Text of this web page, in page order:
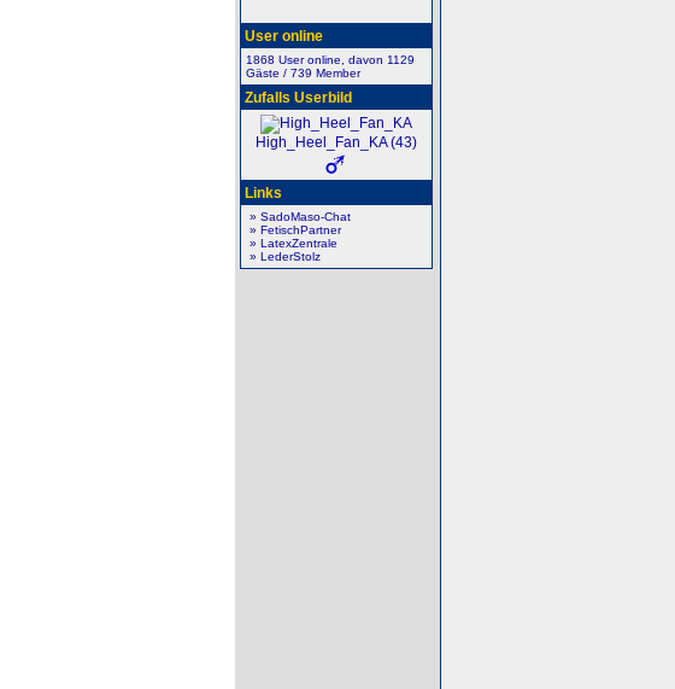
User online
1868 User online, davon 1129
Gäste / 739 Member
Zufalls Userbild
High_Heel_Fan_KA (43)
Links
» SadoMaso-Chat
» FetischPartner
» LatexZentrale
» LederStolz